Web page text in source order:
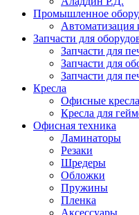
Промышленное
Запчасти для
Запчасти для
Запчасти для
Запчасти для
Кресла
Офисные кресла
Кресла для
Офисная техника
Ламинаторы
Резаки
Шредеры
Обложки
Пружины
Пленка